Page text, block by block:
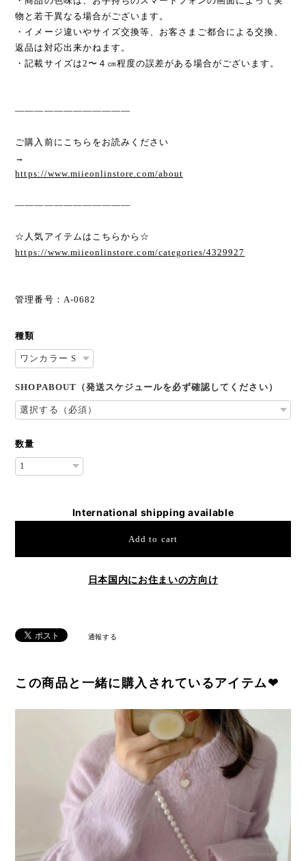
物と若干異なる場合がございます。
・イメージ違いやサイズ交換等、お客さまご都合による交換、
返品は対応出来かねます。
・記載サイズは2〜４㎝程度の誤差がある場合がございます。
————————————
ご購入前にこちらをお読みください
→
https://www.miieonlinstore.com/about
————————————
☆人気アイテムはこちらから☆
https://www.miieonlinstore.com/categories/4329927
管理番号：A-0682
種類
SHOPABOUT（発送スケジュールを必ず確認してください）
数量
International shipping available
Add to cart
日本国内にお住まいの方向け
通報する
この商品と一緒に購入されているアイテム❤︎